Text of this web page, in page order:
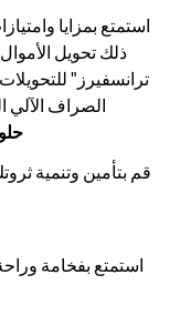
استمتع بمزايا
ذلك تحويل
ترانسفيرز"
الصراف الآلي
قم بتأمين وتنمية
استمتع بفخامة